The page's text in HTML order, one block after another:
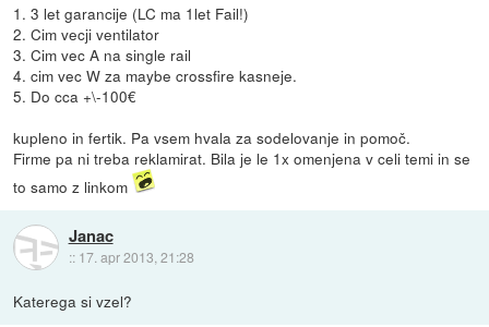
1. 3 let garancije (LC ma 1let Fail!)
2. Cim vecji ventilator
3. Cim vec A na single rail
4. cim vec W za maybe crossfire kasneje.
5. Do cca +\-100€
kupleno in fertik. Pa vsem hvala za sodelovanje in pomoč.
Firme pa ni treba reklamirat. Bila je le 1x omenjena v celi temi in se
to samo z linkom
Janac
:: 17. apr 2013, 21:28
Katerega si vzel?